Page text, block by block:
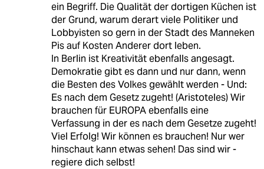
ein Begriff. Die Qualität der dortigen Küchen ist
der Grund, warum derart viele Politiker und
Lobbyisten so gern in der Stadt des Manneken
Pis auf Kosten Anderer dort leben.
In Berlin ist Kreativität ebenfalls angesagt.
Demokratie gibt es dann und nur dann, wenn
die Besten des Volkes gewählt werden - Und:
Es nach dem Gesetz zugeht! (Aristoteles) Wir
brauchen für EUROPA ebenfalls eine
Verfassung in der es nach dem Gesetze zugeht!
Viel Erfolg! Wir können es brauchen! Nur wer
hinschaut kann etwas sehen! Das sind wir -
regiere dich selbst!